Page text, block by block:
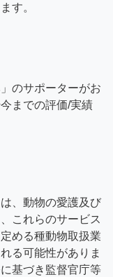
す。
のサポーターがお
までの評価/実績
、動物の愛護及び
これらのサービス
める種動物取扱業
る可能性がありま
基づき監督官庁等